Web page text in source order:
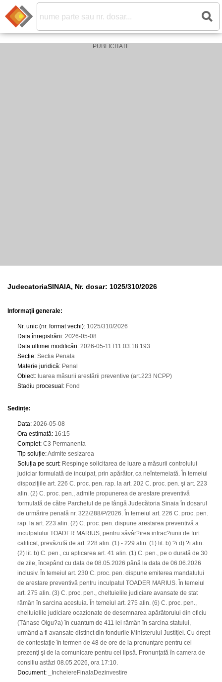
JudecatoriaSINAIA, Nr. dosar: 1025/310/2026
Informații generale:
Nr. unic (nr. format vechi): 1025/310/2026
Data înregistrării: 2026-05-08
Data ultimei modificări: 2026-05-11T11:03:18.193
Secție: Sectia Penala
Materie juridică: Penal
Obiect: luarea măsurii arestării preventive (art.223 NCPP)
Stadiu procesual : Fond
Sedințe:
Data: 2026-05-08
Ora estimată: 16:15
Complet: C3 Permanenta
Tip soluție:Admite sesizarea
Soluția pe scurt: Respinge solicitarea de luare a măsurii controlului
judiciar formulată de inculpat, prin apărător, ca neîntemeiată. În temeiul
dispoziţiile art. 226 C. proc. pen. rap. la art. 202 C. proc. pen. şi art. 223
alin. (2) C. proc. pen., admite propunerea de arestare preventivă
formulată de către Parchetul de pe lângă Judecătoria Sinaia în dosarul
de urmărire penală nr. 322/288/P/2026. În temeiul art. 226 C. proc. pen.
rap. la art. 223 alin. (2) C. proc. pen. dispune arestarea preventivă a
inculpatului TOADER MARIUS, pentru săvâr?irea infrac?iunii de furt
calificat, prevăzută de art. 228 alin. (1) - 229 alin. (1) lit. b) ?i d) ?i alin.
(2) lit. b) C. pen., cu aplicarea art. 41 alin. (1) C. pen., pe o durată de 30
de zile, începând cu data de 08.05.2026 până la data de 06.06.2026
inclusiv. În temeiul art. 230 C. proc. pen. dispune emiterea mandatului
de arestare preventivă pentru inculpatul TOADER MARIUS. În temeiul
art. 275 alin. (3) C. proc. pen., cheltuielile judiciare avansate de stat
rămân în sarcina acestuia. În temeiul art. 275 alin. (6) C. proc. pen.,
cheltuielile judiciare ocazionate de desemnarea apărătorului din oficiu
(Tănase Olgu?a) în cuantum de 411 lei rămân în sarcina statului,
urmând a fi avansate distinct din fondurile Ministerului Justiţiei. Cu drept
de contestaţie în termen de 48 de ore de la pronunţare pentru cei
prezenţi şi de la comunicare pentru cei lipsă. Pronunţată în camera de
consiliu astăzi 08.05.2026, ora 17:10.
Document: _IncheiereFinalaDezinvestire